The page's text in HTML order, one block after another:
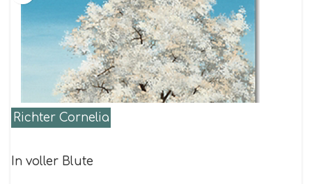
Richter Cornelia
In voller Blute